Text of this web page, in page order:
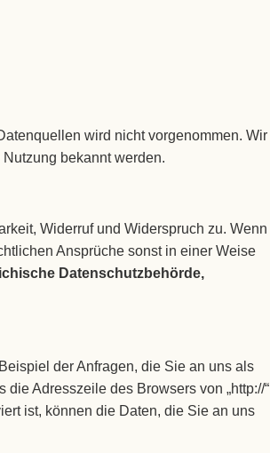
wird nicht vorgenommen. Wir
bekannt werden.
Widerruf und Widerspruch zu. Wenn
Ansprüche sonst in einer Weise
Datenschutzbehörde,
der Anfragen, die Sie an uns als
Adresszeile des Browsers von „http://“
ist, können die Daten, die Sie an uns